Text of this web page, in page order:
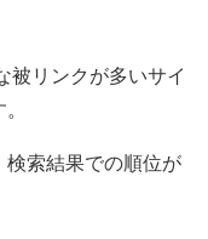
被リンクが多いサイ
検索結果での順位が